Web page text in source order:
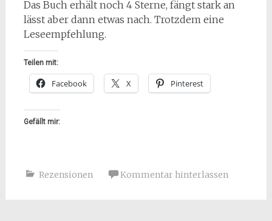
Das Buch erhält noch 4 Sterne, fängt stark an
lässt aber dann etwas nach. Trotzdem eine
Leseempfehlung.
Teilen mit:
Facebook X Pinterest
Gefällt mir:
Rezensionen Kommentar hinterlassen